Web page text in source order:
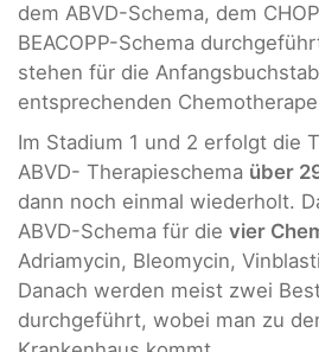
dem ABVD-Schema, dem
BEACOPP-Schema
stehen für die
entsprechenden
Im Stadium 1 und 2 erfolgt die
ABVD- Therapieschema über
dann noch einmal wiederholt.
ABVD-Schema für die vier
Adriamycin, Bleomycin,
Danach werden meist zwei
durchgeführt, wobei man zu